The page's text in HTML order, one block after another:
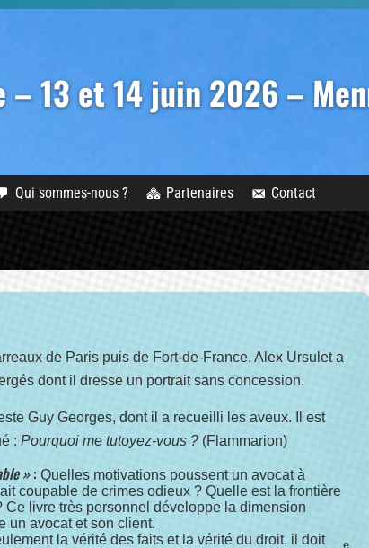
– 13 et 14 juin 2026 –
Qui sommes-nous ? Partenaires Contact
de Paris puis de Fort-de-France, Alex Ursulet a
dont il dresse un portrait sans concession.
Guy Georges, dont il a recueilli les aveux. Il est
: Pourquoi me tutoyez-vous ?(Flammarion)
»: Quelles motivations poussent un avocat à
coupable de crimes odieux ? Quelle est la frontière
Ce livre très personnel développe la dimension
un avocat et son client.
la vérité des faits et la vérité du droit, il doit
e